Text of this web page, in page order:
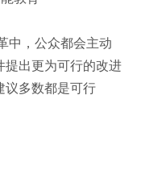
中，公众都会主动
提出更为可行的改进
议多数都是可行